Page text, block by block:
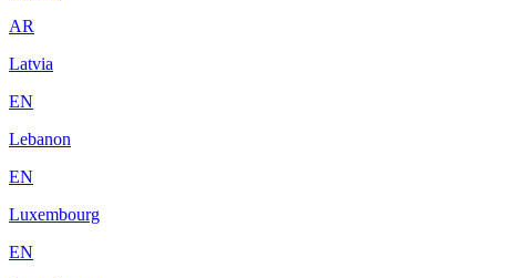
AR
Latvia
EN
Lebanon
EN
Luxembourg
EN